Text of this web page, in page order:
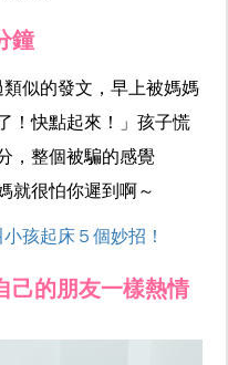
鐘
似的發文，早上被媽媽
！快點起來！」孩子慌
，整個被騙的感覺
就很怕你遲到啊～
孩起床５個妙招！
己的朋友一樣熱情